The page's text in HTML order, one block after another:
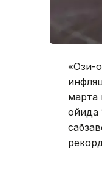
марта
ойида